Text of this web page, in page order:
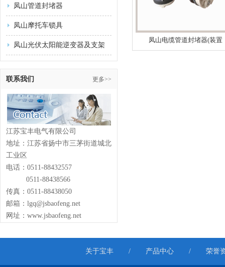
凤山管道封堵器
凤山摩托车锁具
凤山光伏太阳能逆变器及支架
联系我们 更多>>
江苏宝丰电气有限公司
地址：江苏省扬中市三茅街道城北
工业区
电话：0511-88432557
0511-88438566
传真：0511-88438050
邮箱：lgq@jsbaofeng.net
网址：www.jsbaofeng.net
凤山电缆管道封堵器(装置
关于宝丰 / 产品中心 / 荣誉